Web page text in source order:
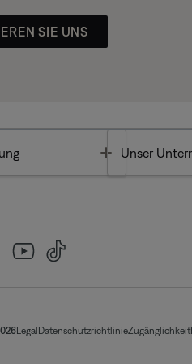
SIE UNS
Toggle
Unser
Legal DatenschutzrichtlinieZugänglichkeit